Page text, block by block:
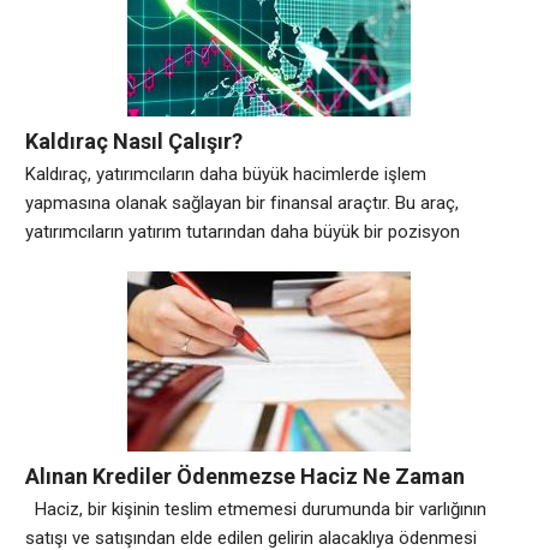
unsurdan oluşur. İlk olarak, alacakların satıldığı tarih belirlenir.
İkinci olarak, factoring şirketine ne
Kaldıraç Nasıl Çalışır?
Kaldıraç, yatırımcıların daha büyük hacimlerde işlem
yapmasına olanak sağlayan bir finansal araçtır. Bu araç,
yatırımcıların yatırım tutarından daha büyük bir pozisyon
artırır. Ancak, kaldıraç aynı zamanda kayıpları da artırabilir.
İşlemler yapılırken yatırılan teminatın birkaç katına kadar işlem
yapılabilen kaldıraç, yatırımcıları yüksek getiriler için tercih
edilen bir araç haline getirir.
Alınan Krediler Ödenmezse Haciz Ne Zaman
Başlar?
Haciz, bir kişinin teslim etmemesi durumunda bir varlığının
satışı ve satışından elde edilen gelirin alacaklıya ödenmesi